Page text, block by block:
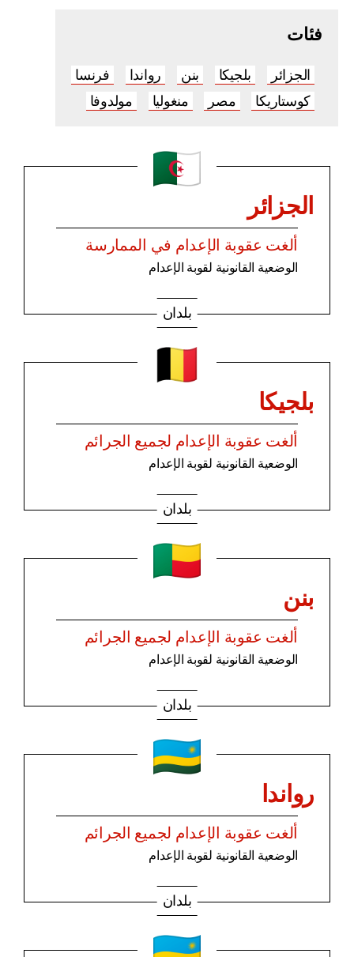
فئات
الجزائر بلجيكا بنن رواندا
فرنسا
كوستاريكا
مصر منغوليا مولدوفا
الجزائر
ألغت عقوبة الإعدام في الممارسة
الوضعية القانونية لقوبة الإعدام
بلدان
بلجيكا
ألغت عقوبة الإعدام لجميع الجرائم
الوضعية القانونية لقوبة الإعدام
بلدان
بنن
ألغت عقوبة الإعدام لجميع الجرائم
الوضعية القانونية لقوبة الإعدام
بلدان
رواندا
ألغت عقوبة الإعدام لجميع الجرائم
الوضعية القانونية لقوبة الإعدام
بلدان